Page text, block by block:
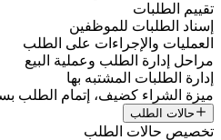
تقييم الطلبات
إسناد الطلبات للموظفين
العمليات والإجراءات على الطلب
مراحل إدارة الطلب وعملية البيع
إدارة الطلبات المشتبه بها
ميزة الشراء كضيف، إتمام الطلب
حالات الطلب
تخصيص حالات الطلب